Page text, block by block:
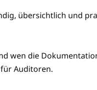
übersichtlich und
wen die
Auditoren.